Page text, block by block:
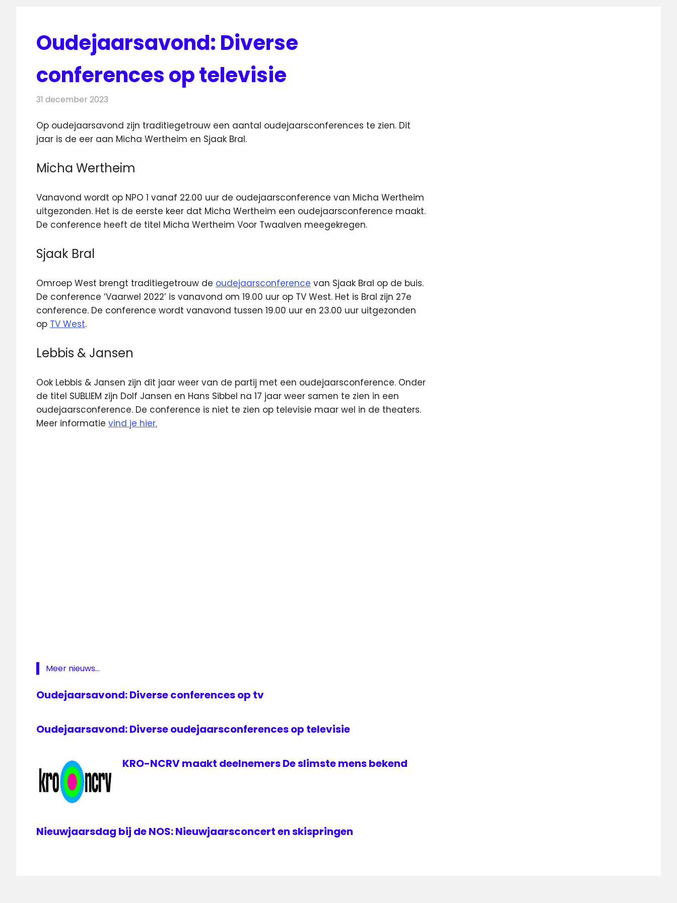
Oudejaarsavond: Diverse
conferences op televisie
31 december 2023
Op oudejaarsavond zijn traditiegetrouw een aantal oudejaarsconferences te zien. Dit
jaar is de eer aan Micha Wertheim en Sjaak Bral.
Micha Wertheim
Vanavond wordt op NPO 1 vanaf 22.00 uur de oudejaarsconference van Micha Wertheim
uitgezonden. Het is de eerste keer dat Micha Wertheim een oudejaarsconference maakt.
De conference heeft de titel Micha Wertheim Voor Twaalven meegekregen.
Sjaak Bral
Omroep West brengt traditiegetrouw de oudejaarsconference van Sjaak Bral op de buis.
De conference ‘Vaarwel 2022’ is vanavond om 19.00 uur op TV West. Het is Bral zijn 27e
conference. De conference wordt vanavond tussen 19.00 uur en 23.00 uur uitgezonden
op TV West.
Lebbis & Jansen
Ook Lebbis & Jansen zijn dit jaar weer van de partij met een oudejaarsconference. Onder
de titel SUBLIEM zijn Dolf Jansen en Hans Sibbel na 17 jaar weer samen te zien in een
oudejaarsconference. De conference is niet te zien op televisie maar wel in de theaters.
Meer informatie vind je hier.
Meer nieuws...
Oudejaarsavond: Diverse conferences op tv
Oudejaarsavond: Diverse oudejaarsconferences op televisie
KRO-NCRV maakt deelnemers De slimste mens bekend
Nieuwjaarsdag bij de NOS: Nieuwjaarsconcert en skispringen